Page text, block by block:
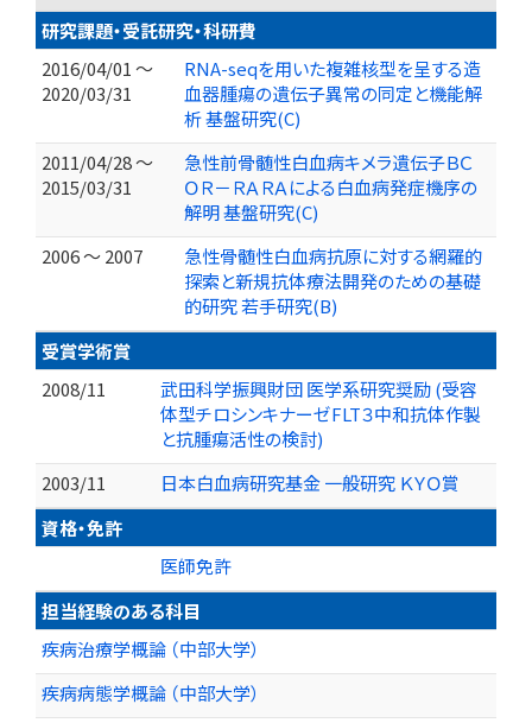
研究課題・受託研究・科研費
2016/04/01 ～
2020/03/31
RNA-seqを用いた複雑核型を呈する造
血器腫瘍の遺伝子異常の同定と機能解
析 基盤研究(C)
2011/04/28 ～
2015/03/31
急性前骨髄性白血病キメラ遺伝子ＢＣ
ＯＲ－ＲＡＲＡによる白血病発症機序の
解明 基盤研究(C)
2006 ～ 2007
急性骨髄性白血病抗原に対する網羅的
探索と新規抗体療法開発のための基礎
的研究 若手研究(B)
受賞学術賞
2008/11
武田科学振興財団 医学系研究奨励 (受容
体型チロシンキナーゼFLT３中和抗体作製
と抗腫瘍活性の検討)
2003/11
日本白血病研究基金 一般研究 ＫＹＯ賞
資格・免許
医師免許
担当経験のある科目
疾病治療学概論 （中部大学）
疾病病態学概論 （中部大学）